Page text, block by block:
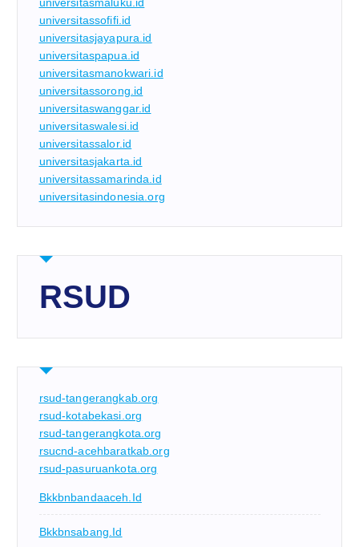
universitassofifi.id
universitasjayapura.id
universitaspapua.id
universitasmanokwari.id
universitassorong.id
universitaswanggar.id
universitaswalesi.id
universitassalor.id
universitasjakarta.id
universitassamarinda.id
universitasindonesia.org
RSUD
rsud-tangerangkab.org
rsud-kotabekasi.org
rsud-tangerangkota.org
rsucnd-acehbaratkab.org
rsud-pasuruankota.org
Bkkbnbandaaceh.id
Bkkbnsabang.id